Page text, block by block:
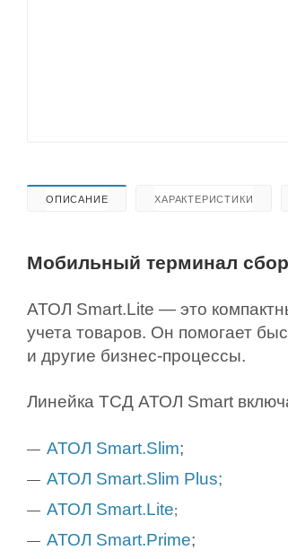
ОПИСАНИЕ ХАРАКТЕРИСТИКИ
Мобильный терминал
АТОЛ Smart.Lite — это
учета товаров. Он помогает
и другие бизнес-процессы.
Линейка ТСД АТОЛ Smart
АТОЛ Smart.Slim;
АТОЛ Smart.Slim Plus;
АТОЛ Smart.Lite;
АТОЛ Smart.Prime;